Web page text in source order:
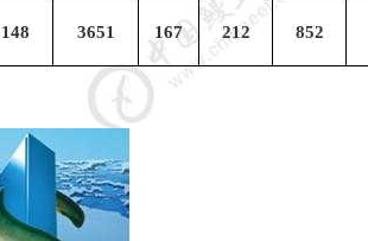
3651 167 212 852